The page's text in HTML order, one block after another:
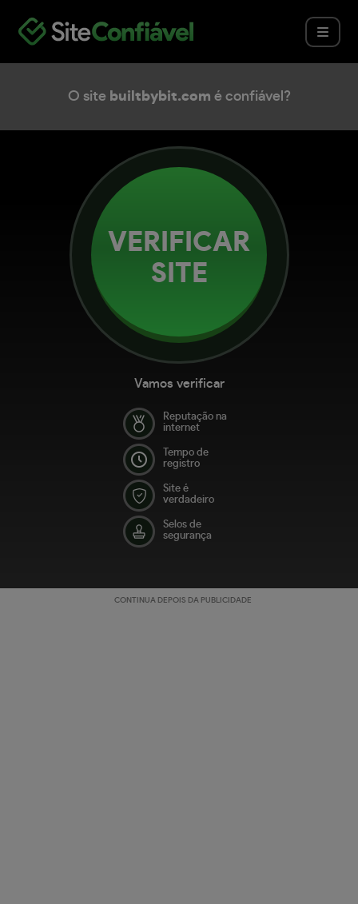
O site builtbybit.com é confiável?
VERIFICAR
SITE
Vamos verificar
Reputação na
internet
Tempo de
registro
Site é
verdadeiro
Selos de
segurança
CONTINUA DEPOIS DA PUBLICIDADE